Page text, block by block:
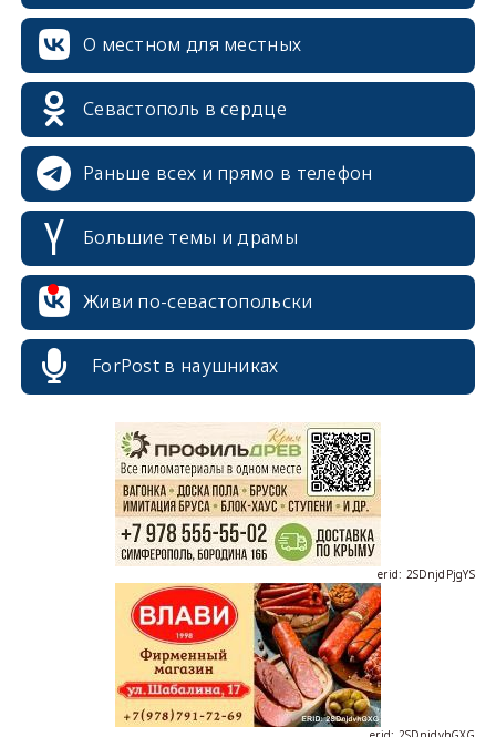
О местном для местных
Севастополь в сердце
Раньше всех и прямо в телефон
Большие темы и драмы
Живи по-севастопольски
ForPost в наушниках
erid: 2SDnjdvhGXG